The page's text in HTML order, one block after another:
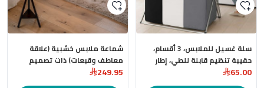
سلة غسيل للملابس، 3 أقسام،
حقيبة تنظيم قابلة للطي، إطار
لتخزين الملابس المتسخة
65.00
شماعة ملابس خشبية (علاقة
معاطف وقبعات) ذات تصميم
كلاسيكي فخم.
249.95